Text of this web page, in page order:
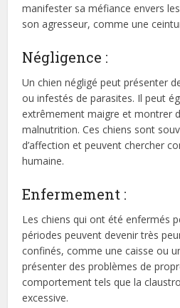
manifester sa méfiance envers
son agresseur, comme une
Négligence :
Un chien négligé peut présenter
ou infestés de parasites. Il peut
extrêmement maigre et montrer
malnutrition. Ces chiens sont
d’affection et peuvent chercher
humaine.
Enfermement :
Les chiens qui ont été enfermés
périodes peuvent devenir très
confinés, comme une caisse ou
présenter des problèmes de
comportement tels que la
excessive.